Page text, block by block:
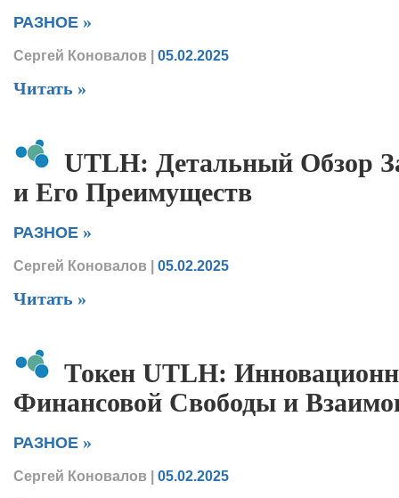
РАЗНОЕ »
Сергей Коновалов | 05.02.2025
Читать »
UTLH: Детальный Обзор
и Его Преимуществ
РАЗНОЕ »
Сергей Коновалов | 05.02.2025
Читать »
Токен UTLH:
Финансовой Свободы и
РАЗНОЕ »
Сергей Коновалов | 05.02.2025